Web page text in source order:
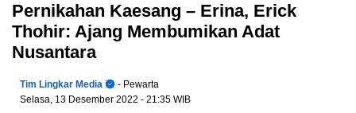
Pernikahan Kaesang – Erina, Erick
Thohir: Ajang Membumikan Adat
Nusantara
Tim Lingkar Media
- Pewarta
Selasa, 13 Desember 2022 - 21:35 WIB